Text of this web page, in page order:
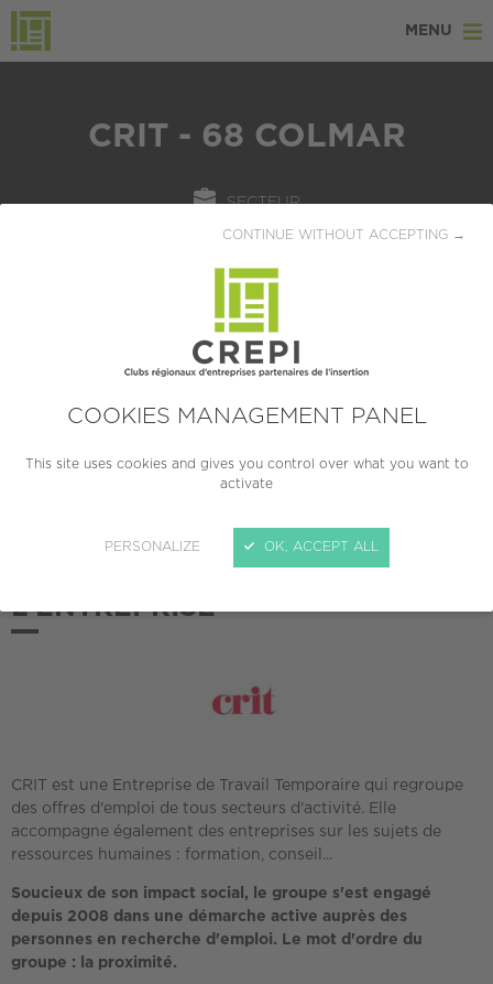
COOKIES MANAGEMENT PANEL
This site uses cookies and gives you control over what you want to
activate
PERSONALIZE
CONTINUE WITHOUT ACCEPTING →
OK, ACCEPT ALL
MENU
CRIT - 68 COLMAR
SECTEUR
Ressources humaines
LOCALISATION
Colmar (68000)
CRÉATION
1962
ETI (250 à 4999 salariés)
L'ENTREPRISE
CRIT est une Entreprise de Travail Temporaire qui regroupe
des offres d'emploi de tous secteurs d'activité. Elle
accompagne également des entreprises sur les sujets de
ressources humaines : formation, conseil...
Soucieux de son impact social, le groupe s'est engagé
depuis 2008 dans une démarche active auprès des
personnes en recherche d'emploi. Le mot d'ordre du
groupe : la proximité.